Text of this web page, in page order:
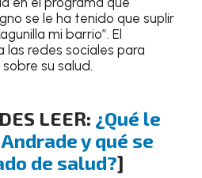
se le ha tenido que suplir
mi barrio”. El
las redes sociales para
su salud.
LEER: ¿Qué le
y qué se
de salud?]